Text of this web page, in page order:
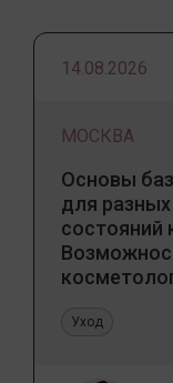
14.08.2026
МОСКВА
Основы
для
состояний
Уход